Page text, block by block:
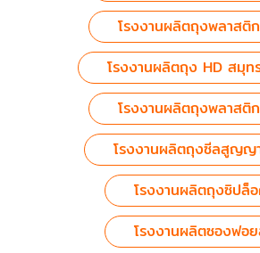
โรงงานผลิตถุงพลาสติ
โรงงานผลิตถุง HD สมุท
โรงงานผลิตถุงพลาสติ
โรงงานผลิตถุงซีลสูญญ
โรงงานผลิตถุงซิปล็
โรงงานผลิตซองฟอ